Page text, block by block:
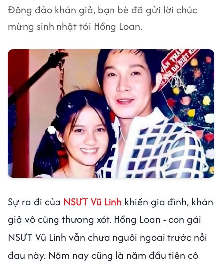
Đông đảo khán giả, bạn bè đã gửi lời chúc
mừng sinh nhật tới Hồng Loan.
Sự ra đi của NSƯT Vũ Linh khiến gia đình, khán
giả vô cùng thương xót. Hồng Loan - con gái
NSƯT Vũ Linh vẫn chưa nguôi ngoai trước nỗi
đau này. Năm nay cũng là năm đầu tiên cô